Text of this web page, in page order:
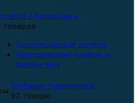
и балансиры
товаров
Эксклюзивные качели
Классические качели и
балансиры
Уличные тренажеры
92 товара